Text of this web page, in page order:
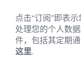
点击“订阅”即表
处理您的个人数
件，包括其定期
这里.